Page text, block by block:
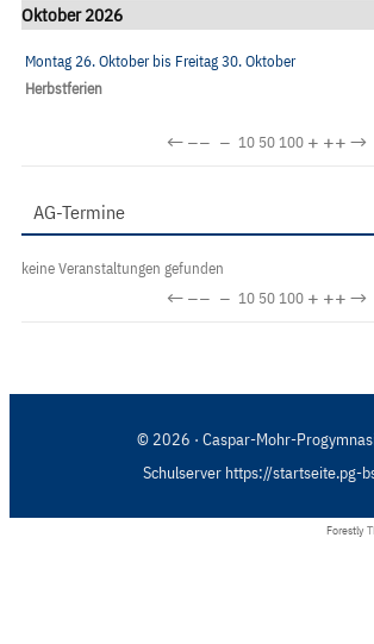
Oktober 2026
Montag 26. Oktoberbis Freitag 30. Oktober
Herbstferien
←−− − 10 50100 + ++→
AG-Termine
keine Veranstaltungen gefunden
←−− − 10 50100 + ++→
© 2026 · Caspar-Mohr-
Schulserver https://startseite.pg-
Forestly